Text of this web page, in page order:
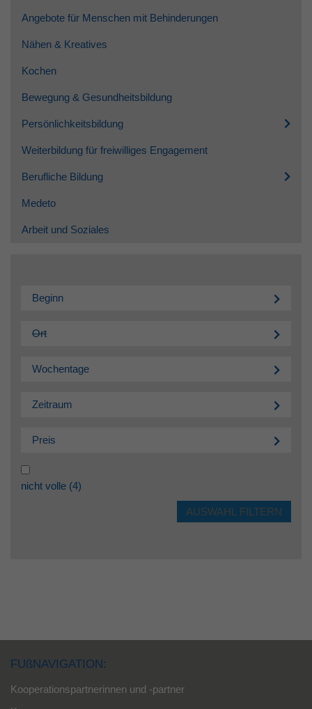
Angebote für Menschen mit Behinderungen
Nähen & Kreatives
Kochen
Bewegung & Gesundheitsbildung
Persönlichkeitsbildung
Weiterbildung für freiwilliges Engagement
Berufliche Bildung
Medeto
Arbeit und Soziales
Beginn
Ort
Wochentage
Zeitraum
Preis
nicht volle (4)
FUßNAVIGATION:
Kooperationspartnerinnen und -partner